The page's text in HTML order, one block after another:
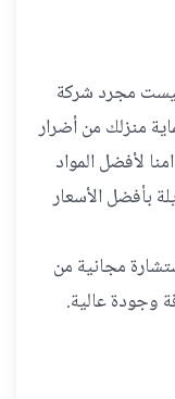
مجرد شركة
منزلك من أضرار
لأفضل المواد
بأفضل الأسعار
مجانية من
وجودة عالية.